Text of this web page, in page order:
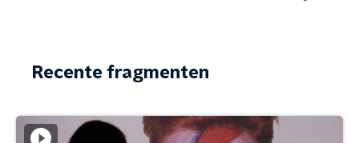
Recente fragmenten